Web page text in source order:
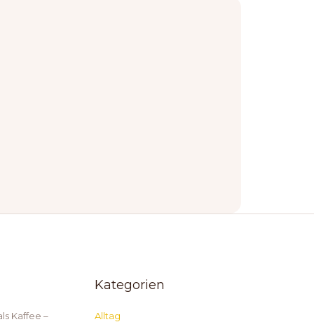
Kaffee –
Kategorien
Alltag